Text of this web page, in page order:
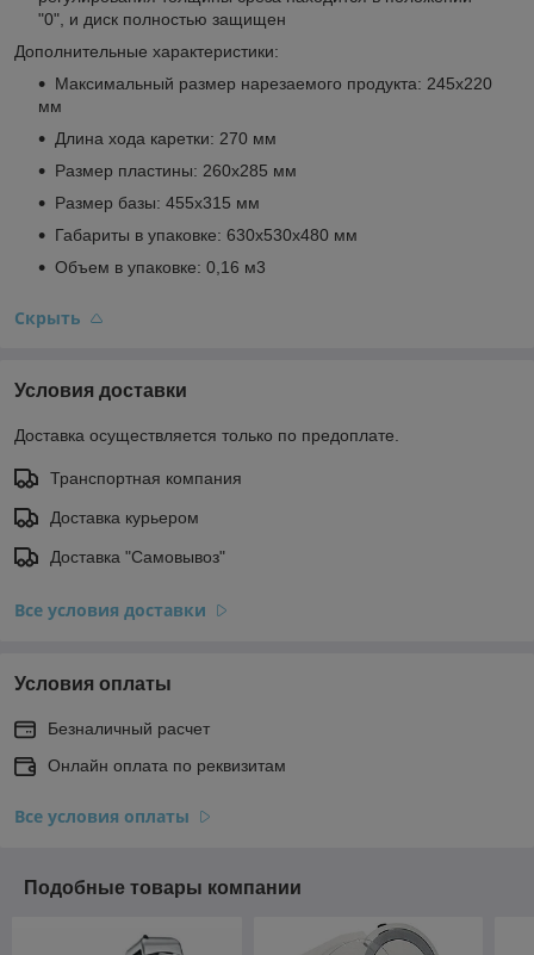
"0", и диск полностью защищен
Дополнительные характеристики:
Максимальный размер нарезаемого продукта: 245х220
мм
Длина хода каретки: 270 мм
Размер пластины: 260х285 мм
Размер базы: 455х315 мм
Габариты в упаковке: 630х530х480 мм
Объем в упаковке: 0,16 м3
Скрыть
Условия доставки
Доставка осуществляется только по предоплате.
Транспортная компания
Доставка курьером
Доставка "Самовывоз"
Все условия доставки
Условия оплаты
Безналичный расчет
Онлайн оплата по реквизитам
Все условия оплаты
Подобные товары компании